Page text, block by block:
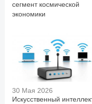
сегмент космической
экономики
30 Мая 2026
Искусственный